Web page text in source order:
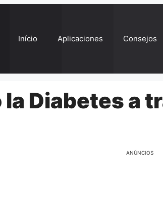
Início Aplicaciones Consejos
Diabetes a
ANÚNCIOS